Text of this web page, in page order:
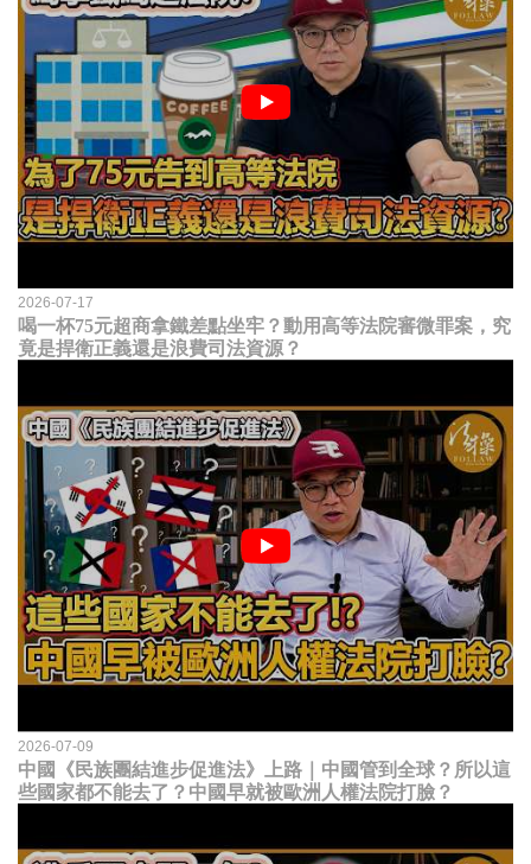
2026-07-17
喝一杯75元超商拿鐵差點坐牢？動用高等法院審微罪案，究
竟是捍衛正義還是浪費司法資源？
2026-07-09
中國《民族團結進步促進法》上路｜中國管到全球？所以這
些國家都不能去了？中國早就被歐洲人權法院打臉？